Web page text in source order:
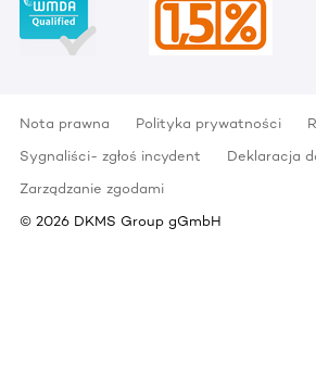
Nota prawna Polityka prywatności
Sygnaliści- zgłoś incydent
Deklaracja
Zarządzanie zgodami
© 2026 DKMS Group gGmbH